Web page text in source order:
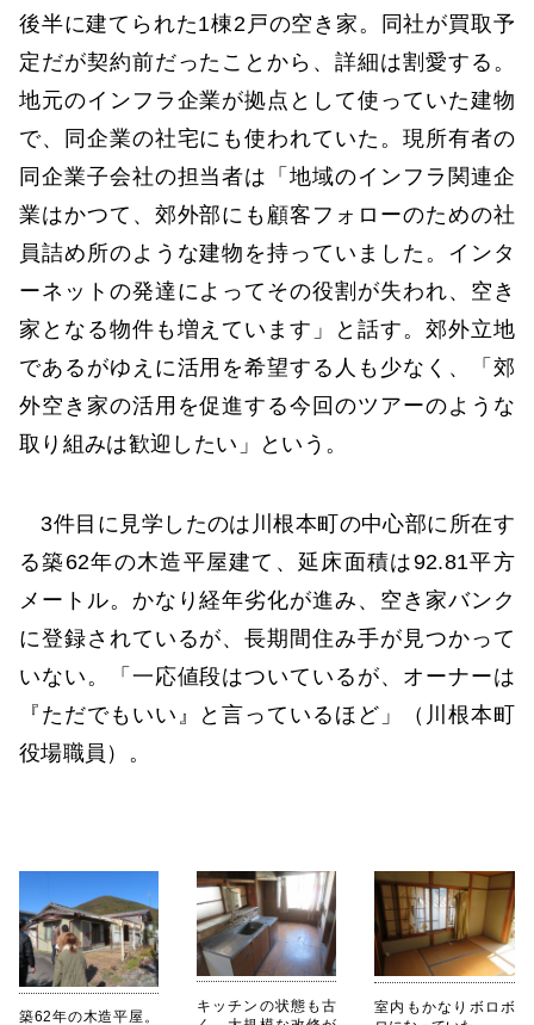
後半に建てられた1棟2戸の空き家。同社が買取予
定だが契約前だったことから、詳細は割愛する。
地元のインフラ企業が拠点として使っていた建物
で、同企業の社宅にも使われていた。現所有者の
同企業子会社の担当者は「地域のインフラ関連企
業はかつて、郊外部にも顧客フォローのための社
員詰め所のような建物を持っていました。インタ
ーネットの発達によってその役割が失われ、空き
家となる物件も増えています」と話す。郊外立地
であるがゆえに活用を希望する人も少なく、「郊
外空き家の活用を促進する今回のツアーのような
取り組みは歓迎したい」という。
3件目に見学したのは川根本町の中心部に所在す
る築62年の木造平屋建て、延床面積は92.81平方
メートル。かなり経年劣化が進み、空き家バンク
に登録されているが、長期間住み手が見つかって
いない。「一応値段はついているが、オーナーは
『ただでもいい』と言っているほど」（川根本町
役場職員）。
築62年の木造平屋。
キッチンの状態も古
室内もかなりボロボ